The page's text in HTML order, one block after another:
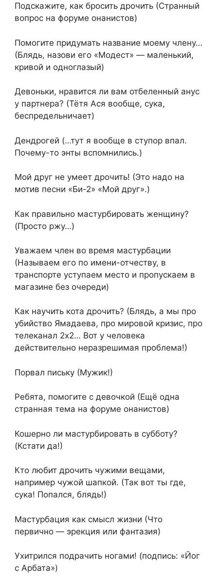
Подскажите, как бросить дрочить (Странный
вопрос на форуме онанистов)
Помогите придумать название моему члену…
(Блядь, назови его «Модест» — маленький,
кривой и одноглазый)
Девоньки, нравится ли вам отбеленный анус
у партнера? (Тётя Ася вообще, сука,
беспредельничает)
Дендрогей (…тут я вообще в ступор впал.
Почему-то энты вспомнились.)
Мой друг не умеет дрочить! (Это надо на
мотив песни «Би-2» «Мой друг».)
Как правильно мастурбировать женщину?
(Просто ржу…)
Уважаем член во время мастурбации
(Называем его по имени-отчеству, в
транспорте уступаем место и пропускаем в
магазине без очереди)
Как научить кота дрочить? (Блядь, а мы про
убийство Ямадаева, про мировой кризис, про
телеканал 2х2… Вот у человека
действительно неразрешимая проблема!)
Порвал письку (Мужик!)
Ребята, помогите с девочкой (Ещё одна
странная тема на форуме онанистов)
Кошерно ли мастурбировать в субботу?
(Кстати да!)
Кто любит дрочить чужими вещами,
например чужой шапкой. (Так вот ты где,
сука! Попался, блядь!)
Мастурбация как смысл жизни (Что
первично — эрекция или фантазия)
Ухитрился подрачить ногами! (подпись: «Йог
с Арбата»)